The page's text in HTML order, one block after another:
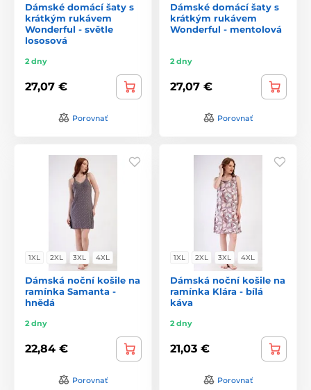
Dámské domácí šaty s
krátkým rukávem
Wonderful - světle
lososová
2 dny
27,07 €
Porovnať
Dámské domácí šaty s
krátkým rukávem
Wonderful - mentolová
2 dny
27,07 €
Porovnať
1XL 2XL 3XL 4XL
Dámská noční košile na
ramínka Samanta -
hnědá
2 dny
22,84 €
Porovnať
1XL 2XL 3XL 4XL
Dámská noční košile na
ramínka Klára - bílá
káva
2 dny
21,03 €
Porovnať